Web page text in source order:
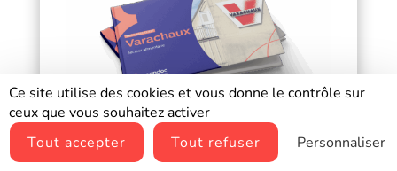
Varachaux
Ce site utilise des cookies et vous donne le contrôle sur
ceux que vous souhaitez activer
Tout accepter
Tout refuser Personnaliser